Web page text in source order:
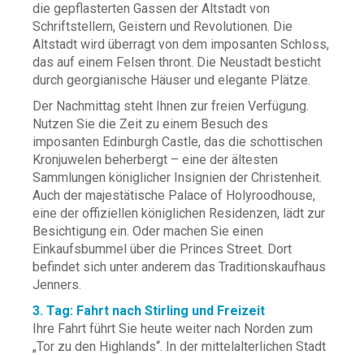
die gepflasterten Gassen der Altstadt von
Schriftstellern, Geistern und Revolutionen. Die
Altstadt wird überragt von dem imposanten Schloss,
das auf einem Felsen thront. Die Neustadt besticht
durch georgianische Häuser und elegante Plätze.
Der Nachmittag steht Ihnen zur freien Verfügung.
Nutzen Sie die Zeit zu einem Besuch des
imposanten Edinburgh Castle, das die schottischen
Kronjuwelen beherbergt – eine der ältesten
Sammlungen königlicher Insignien der Christenheit.
Auch der majestätische Palace of Holyroodhouse,
eine der offiziellen königlichen Residenzen, lädt zur
Besichtigung ein. Oder machen Sie einen
Einkaufsbummel über die Princes Street. Dort
befindet sich unter anderem das Traditionskaufhaus
Jenners.
3. Tag: Fahrt nach Stirling und Freizeit
Ihre Fahrt führt Sie heute weiter nach Norden zum
„Tor zu den Highlands“. In der mittelalterlichen Stadt